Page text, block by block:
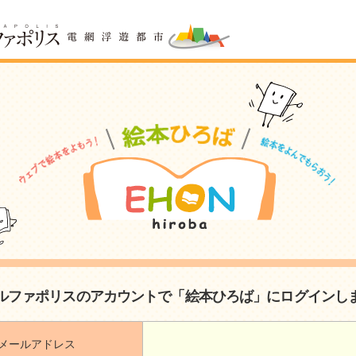
ファポリスのアカウントで「絵本ひろば」にログインし
ールアドレス